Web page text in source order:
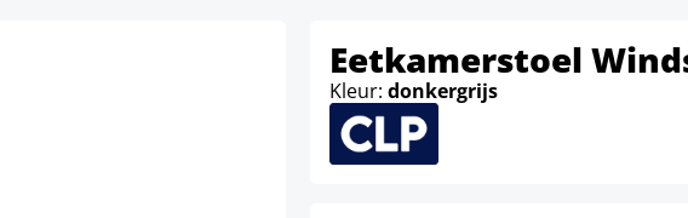
Eetkamerstoel
Kleur: donkergrijs